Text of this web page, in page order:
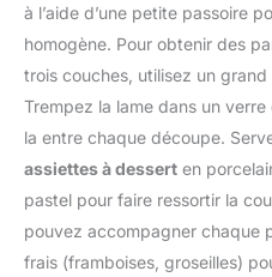
8,
à l’aide d’une petite passoire
homogène. Pour obtenir des
trois couches, utilisez un
Trempez la lame dans un
la entre chaque découpe.
assiettes à dessert en
pastel pour faire ressortir la
pouvez accompagner chaque
frais (framboises, groseilles)